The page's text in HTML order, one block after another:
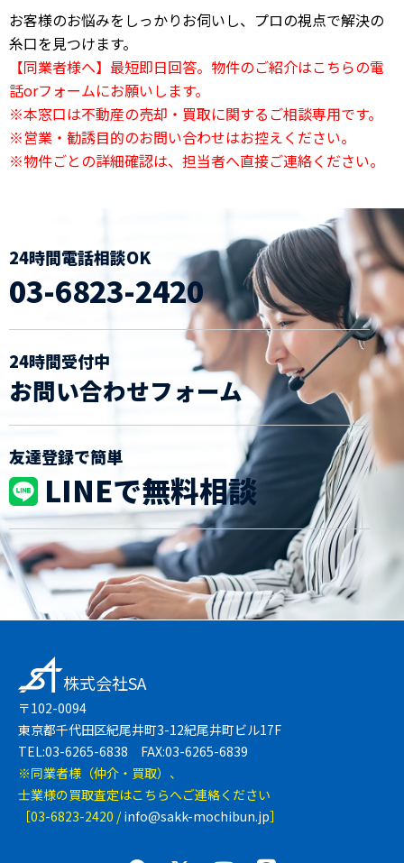
お客様のお悩みをしっかりお伺いし、プロの視点で解決の
糸口を見つけます。
【同業者様へ】最短即日回答。物件のご紹介はこちらの電
話orフォームにお願いします。
※本窓口は不動産の売却・買取に関するご相談専用です。
※営業・勧誘目的のお問い合わせはお控えください。
※物件ごとの詳細確認は、担当者へ直接ご連絡ください。
24時間電話相談OK
03-6823-2420
24時間受付中
お問い合わせフォーム
友達登録で簡単
LINEで無料相談
株式会社SA
〒102-0094
東京都千代田区紀尾井町3-12紀尾井町ビル17F
TEL:03-6265-6838 FAX:03-6265-6839
※同業者様（仲介・買取）、
士業様の買取査定はこちらへご連絡ください
［03-6823-2420 /info@sakk-mochibun.jp］